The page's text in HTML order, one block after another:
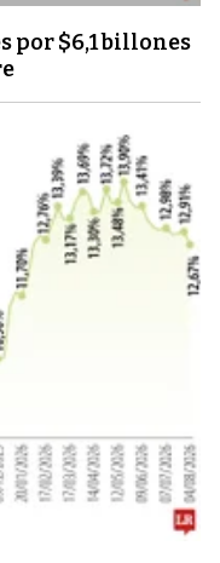
por $6,1 billones